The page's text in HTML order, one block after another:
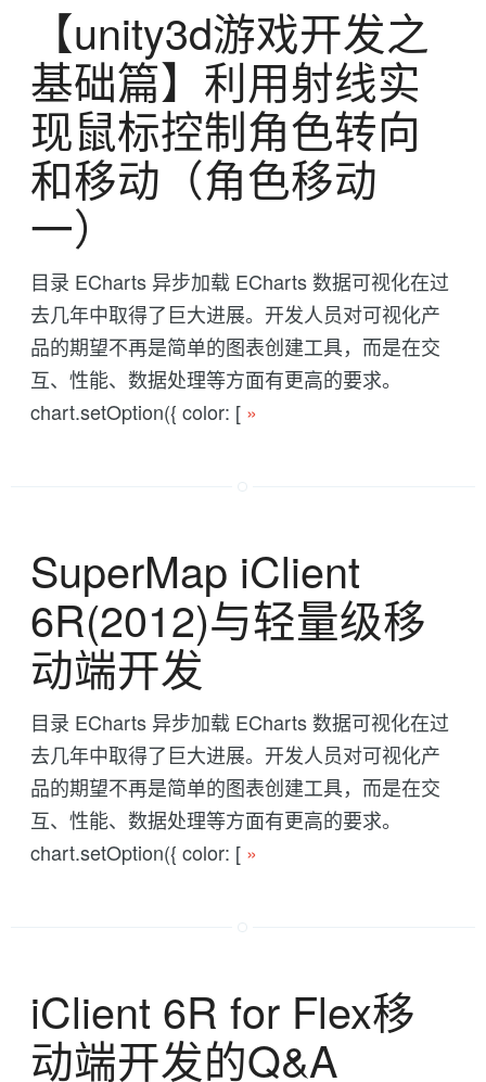
【unity3d游戏开发之
基础篇】利用射线实
现鼠标控制角色转向
和移动（角色移动
一）
目录 ECharts 异步加载 ECharts 数据可视化在过
去几年中取得了巨大进展。开发人员对可视化产
品的期望不再是简单的图表创建工具，而是在交
互、性能、数据处理等方面有更高的要求。
chart.setOption({ color: [ »
SuperMap iClient
6R(2012)与轻量级移
动端开发
目录 ECharts 异步加载 ECharts 数据可视化在过
去几年中取得了巨大进展。开发人员对可视化产
品的期望不再是简单的图表创建工具，而是在交
互、性能、数据处理等方面有更高的要求。
chart.setOption({ color: [ »
iClient 6R for Flex移
动端开发的Q&A